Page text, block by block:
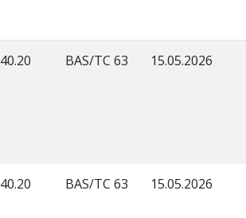
40.20 BAS/TC 63 15.05.2026
40.20 BAS/TC 63 15.05.2026